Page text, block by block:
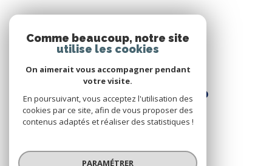
ADHÉRENTS
© 2026 | Tous droits réservés
Comme beaucoup, notre site
utilise les cookies
On aimerait vous accompagner pendant
votre visite.
En poursuivant, vous acceptez l'utilisation des
cookies par ce site, afin de vous proposer des
contenus adaptés et réaliser des statistiques !
PARAMÉTRER